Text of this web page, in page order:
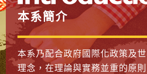
本系簡介
本系乃配合政府國際化政策及
理念，在理論與實務並重的原